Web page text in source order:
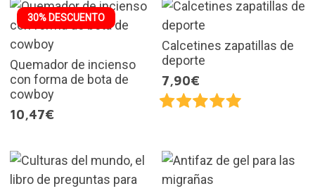
30% DESCUENTO
Quemador de incienso
con forma de bota de
cowboy
10,47€
Calcetines zapatillas de
deporte
7,90€